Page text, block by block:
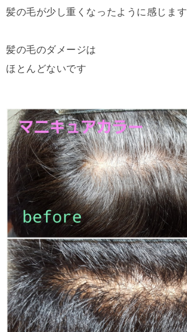
髪の毛が少し重くなったように感じます
髪の毛のダメージは
ほとんどないです